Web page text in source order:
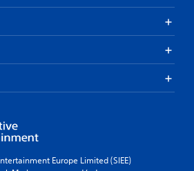
Europe Limited (SIEE)